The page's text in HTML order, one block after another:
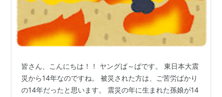
皆さん、こんにちは！！ ヤングば～ばです。 東日本大震
災から14年なのですね。 被災された方は、ご苦労ばかり
の14年だったと思います。 震災の年に生まれた孫娘が14